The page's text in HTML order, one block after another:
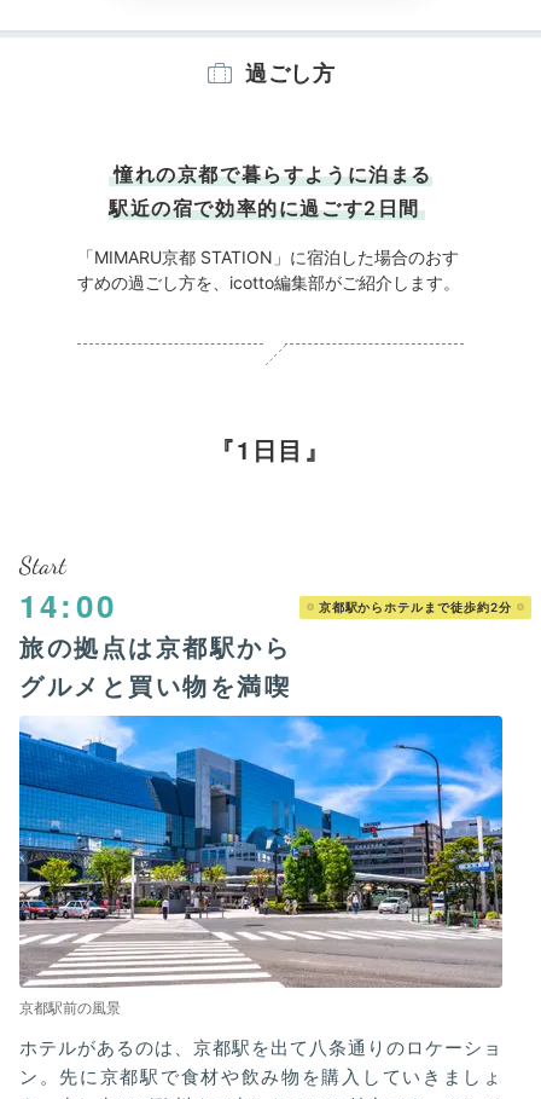
過ごし方
憧れの京都で暮らすように泊まる
駅近の宿で効率的に過ごす2日間
「MIMARU京都 STATION」に宿泊した場合のおす
すめの過ごし方を、icotto編集部がご紹介します。
1日目
Start
14:00 京都駅からホテルまで徒歩約2分
旅の拠点は京都駅から
グルメと買い物を満喫
京都駅前の風景
ホテルがあるのは、京都駅を出て八条通りのロケーショ
ン。先に京都駅で食材や飲み物を購入していきましょ